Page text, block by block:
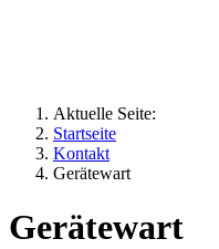
Aktuelle Seite:
Startseite
Kontakt
Gerätewart
Gerätewart